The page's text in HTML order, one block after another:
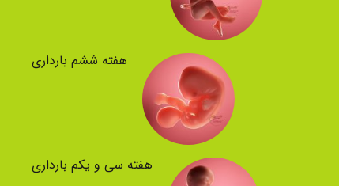
هفته ششم بارداری
هفته سی و یکم بارداری